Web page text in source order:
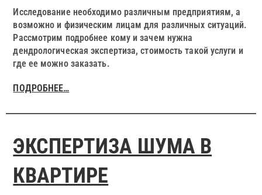
Исследование необходимо различным предприятиям, а
возможно и физическим лицам для различных ситуаций.
Рассмотрим подробнее кому и зачем нужна
дендрологическая экспертиза, стоимость такой услуги и
где ее можно заказать.
ПОДРОБНЕЕ…
ЭКСПЕРТИЗА ШУМА В
КВАРТИРЕ